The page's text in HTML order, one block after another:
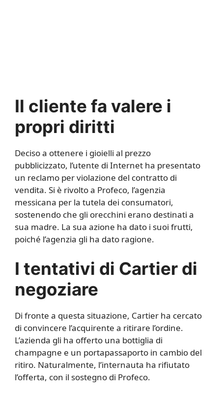
Il cliente fa valere i
propri diritti
Deciso a ottenere i gioielli al prezzo
pubblicizzato, l’utente di Internet ha presentato
un reclamo per violazione del contratto di
vendita. Si è rivolto a Profeco, l’agenzia
messicana per la tutela dei consumatori,
sostenendo che gli orecchini erano destinati a
sua madre. La sua azione ha dato i suoi frutti,
poiché l’agenzia gli ha dato ragione.
I tentativi di Cartier di
negoziare
Di fronte a questa situazione, Cartier ha cercato
di convincere l’acquirente a ritirare l’ordine.
L’azienda gli ha offerto una bottiglia di
champagne e un portapassaporto in cambio del
ritiro. Naturalmente, l’internauta ha rifiutato
l’offerta, con il sostegno di Profeco.